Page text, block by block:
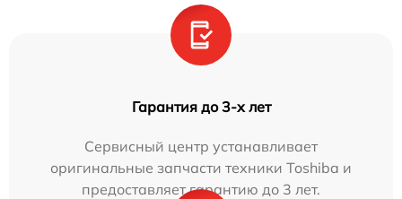
Гарантия до 3-х лет
Сервисный центр устанавливает
оригинальные запчасти техники Toshiba и
предоставляет гарантию до 3 лет.